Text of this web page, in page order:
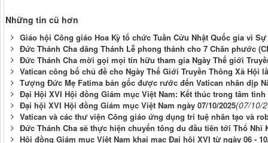
Những tin cũ hơn
Giáo hội Công giáo Hoa Kỳ tổ chức Tuần Cửu Nhật Quốc gia vì
Đức Thánh Cha dâng Thánh Lễ phong thánh cho 7 Chân phước
Đức Thánh Cha mời gọi mọi tín hữu tham gia Ngày Thế giới
Vatican công bố chủ đề cho Ngày Thế Giới Truyền Thông Xã Hội
Tượng Đức Mẹ Fatima bản gốc được rước đến Vatican nhân dịp
Đại Hội XVI Hội đồng Giám mục Việt Nam: Kết thúc trong tâm
Đại hội XVI Hội đồng Giám mục Việt Nam ngày 07/10/2025(07/10/
Vatican và các thư viện Công giáo ứng dụng trí tuệ nhân tạo và
Đức Thánh Cha sẽ thực hiện chuyến tông du đầu tiên tới Thổ Nhĩ
Hội đồng Giám mục Việt Nam khai mạc Đại hội XVI từ ngày 06 -